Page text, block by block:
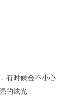
有时候会不小心
的炫光